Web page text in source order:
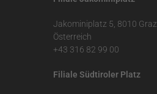
Jakominiplatz 5, 8010 Graz
Österreich
+43 316 82 99 00
Filiale Südtiroler Platz